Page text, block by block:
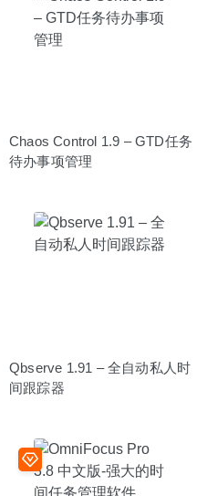
Chaos Control 1.9 – GTD任务
待办事项管理
Qbserve 1.91 – 全自动私人时
间跟踪器